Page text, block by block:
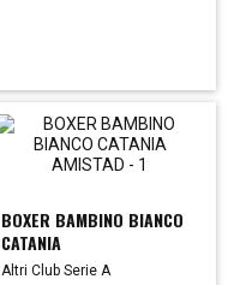
BOXER BAMBINO BIANCO
CATANIA
Altri Club Serie A